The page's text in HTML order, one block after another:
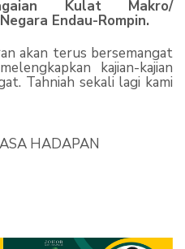
Kulat Makro/
Endau-Rompin.
akan terus bersemangat
kajian-kajian
Tahniah sekali lagi kami
HADAPAN